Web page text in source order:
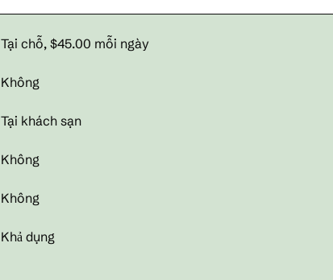
Tại chỗ, $45.00 mỗi ngày
Không
Tại khách sạn
Không
Không
Khả dụng